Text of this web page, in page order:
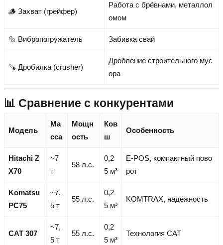
🪵 Захват (грейфер)
Работа с брёвнами, металлол
омом
🔩 Вибропогружатель Забивка свай
🪚 Дробилка (crusher)
Дробление строительного мус
ора
📊 Сравнение с конкурентами
Модель
Ма
сса
Мощн
ость
Ков
ш
Особенность
Hitachi Z
X70
~7
т
58 л.с.
0,2
5 м³
E-POS, компактный пово
рот
Komatsu
PC75
~7,
5 т
55 л.с.
0,2
5 м³
KOMTRAX, надёжность
CAT 307
~7,
5 т
55 л.с.
0,2
5 м³
Технология CAT